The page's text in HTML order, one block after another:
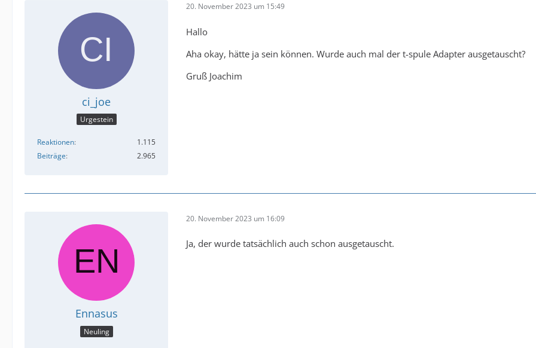
ci_joe
Urgestein
Reaktionen
1.115
Beiträge
2.965
20. November 2023 um 15:49
Hallo
Aha okay, hätte ja sein können. Wurde auch mal der t-spule Adapter ausgetauscht?
Gruß Joachim
Ennasus
Neuling
20. November 2023 um 16:09
Ja, der wurde tatsächlich auch schon ausgetauscht.